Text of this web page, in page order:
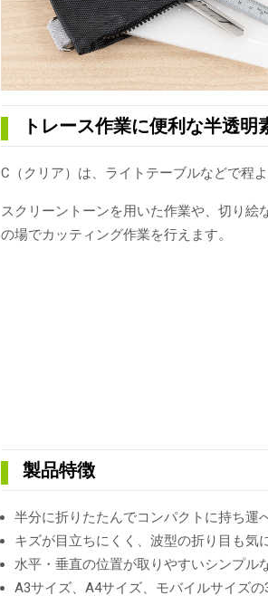
トレース作業に便利な半透明
C（クリア）は、ライトテーブルなどで程
スクリーントーンを用いた作業や、切り
の場でカッティング作業を行えます。
製品特徴
半分に折りたたんでコンパクトに持ち運
キズが目立ちにくく、波型の折り目も気
水平・垂直の位置が取りやすいシンプル
A3サイズ、A4サイズ、モバイルサイズ